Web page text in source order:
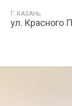
Г. КАЗАНЬ
ул. Красного